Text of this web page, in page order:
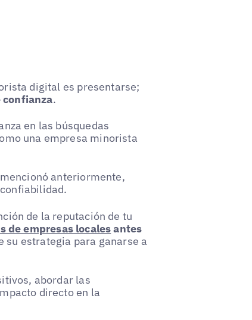
digital es presentarse;
confianza.
en las búsquedas
una empresa minorista
anteriormente,
de la reputación de tu
de empresas localesantes
su estrategia para ganarse a
abordar las
directo en la